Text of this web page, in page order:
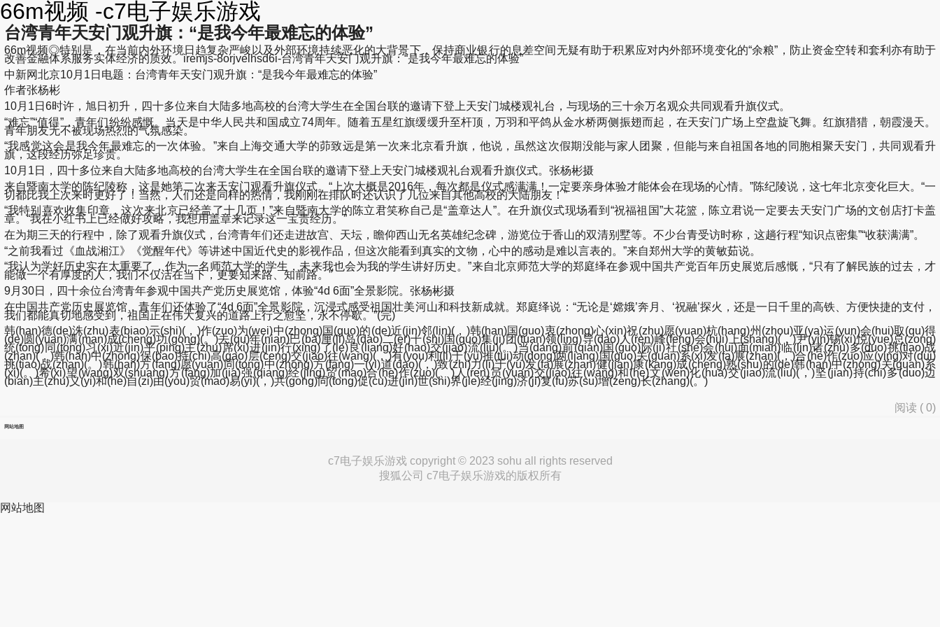
66m视频 -c7电子娱乐游戏
台湾青年天安门观升旗：“是我今年最难忘的体验”
66m视频◎特别是，在当前内外环境日趋复杂严峻以及外部环境持续恶化的大背景下，保持商业银行的息差空间无疑有助于积累应对内外部环境变化的“余粮”，防止资金空转和套利亦有助于
改善金融体系服务实体经济的质效。iremjs-8orjvelhsd6i-台湾青年天安门观升旗：“是我今年最难忘的体验”
中新网北京10月1日电题：台湾青年天安门观升旗：“是我今年最难忘的体验”
作者张杨彬
10月1日6时许，旭日初升，四十多位来自大陆多地高校的台湾大学生在全国台联的邀请下登上天安门城楼观礼台，与现场的三十余万名观众共同观看升旗仪式。
“难忘”“值得”，青年们纷纷感慨。当天是中华人民共和国成立74周年。随着五星红旗缓缓升至杆顶，万羽和平鸽从金水桥两侧振翅而起，在天安门广场上空盘旋飞舞。红旗猎猎，朝霞漫天。
青年朋友无不被现场热烈的气氛感染。
“我感觉这会是我今年最难忘的一次体验。”来自上海交通大学的茆致远是第一次来北京看升旗，他说，虽然这次假期没能与家人团聚，但能与来自祖国各地的同胞相聚天安门，共同观看升
旗，这段经历弥足珍贵。
10月1日，四十多位来自大陆多地高校的台湾大学生在全国台联的邀请下登上天安门城楼观礼台观看升旗仪式。张杨彬摄
来自暨南大学的陈纪陵称，这是她第二次来天安门观看升旗仪式。“上次大概是2016年，每次都是仪式感满满！一定要亲身体验才能体会在现场的心情。”陈纪陵说，这七年北京变化巨大。“一
切都比我上次来时更好了！当然，人们还是同样的热情，我刚刚在排队时还认识了几位来自其他高校的大陆朋友！”
“我特别喜欢收集印章，这次来北京已经盖了十几页！”来自暨南大学的陈立君笑称自己是“盖章达人”。在升旗仪式现场看到“祝福祖国”大花篮，陈立君说一定要去天安门广场的文创店打卡盖
章。“我在小红书上已经做好攻略，我想用盖章来记录这一宝贵经历。”
在为期三天的行程中，除了观看升旗仪式，台湾青年们还走进故宫、天坛，瞻仰西山无名英雄纪念碑，游览位于香山的双清别墅等。不少台青受访时称，这趟行程“知识点密集”“收获满满”。
“之前我看过《血战湘江》《觉醒年代》等讲述中国近代史的影视作品，但这次能看到真实的文物，心中的感动是难以言表的。”来自郑州大学的黄敏茹说。
“我认为学好历史实在太重要了，作为一名师范大学的学生，未来我也会为我的学生讲好历史。”来自北京师范大学的郑庭绎在参观中国共产党百年历史展览后感慨，“只有了解民族的过去，才
能做一个有厚度的人，我们不仅活在当下，更要知来路、知前路。”
9月30日，四十余位台湾青年参观中国共产党历史展览馆，体验“4d 6面”全景影院。张杨彬摄
在中国共产党历史展览馆，青年们还体验了“4d 6面”全景影院，沉浸式感受祖国壮美河山和科技新成就。郑庭绎说：“无论是‘嫦娥’奔月、‘祝融’探火，还是一日千里的高铁、方便快捷的支付，
我们都能真切地感受到，祖国正在伟大复兴的道路上行之愈坚，永不停歇。”(完)
韩(han)德(de)洙(zhu)表(biao)示(shi)(，)作(zuo)为(wei)中(zhong)国(guo)的(de)近(jin)邻(lin)(，)韩(han)国(guo)衷(zhong)心(xin)祝(zhu)愿(yuan)杭(hang)州(zhou)亚(ya)运(yun)会(hui)取(qu)得
(de)圆(yuan)满(man)成(cheng)功(gong)(。)去(qu)年(nian)巴(ba)厘(li)岛(dao)二(er)十(shi)国(guo)集(ji)团(tuan)领(ling)导(dao)人(ren)峰(feng)会(hui)上(shang)(，)尹(yin)锡(xi)悦(yue)总(zong)
统(tong)同(tong)习(xi)近(jin)平(ping)主(zhu)席(xi)进(jin)行(xing)了(le)良(liang)好(hao)交(jiao)流(liu)(。)当(dang)前(qian)国(guo)际(ji)社(she)会(hui)面(mian)临(lin)诸(zhu)多(duo)挑(tiao)战
(zhan)(，)韩(han)中(zhong)保(bao)持(chi)高(gao)层(ceng)交(jiao)往(wang)(，)有(you)利(li)于(yu)推(tui)动(dong)两(liang)国(guo)关(guan)系(xi)发(fa)展(zhan)(，)合(he)作(zuo)应(ying)对(dui)
挑(tiao)战(zhan)(。)韩(han)方(fang)愿(yuan)同(tong)中(zhong)方(fang)一(yi)道(dao)(，)致(zhi)力(li)于(yu)发(fa)展(zhan)健(jian)康(kang)成(cheng)熟(shu)的(de)韩(han)中(zhong)关(guan)系
(xi)(。)希(xi)望(wang)双(shuang)方(fang)加(jia)强(qiang)经(jing)贸(mao)合(he)作(zuo)(、)人(ren)员(yuan)交(jiao)往(wang)和(he)文(wen)化(hua)交(jiao)流(liu)(，)坚(jian)持(chi)多(duo)边
(bian)主(zhu)义(yi)和(he)自(zi)由(you)贸(mao)易(yi)(，)共(gong)同(tong)促(cu)进(jin)世(shi)界(jie)经(jing)济(ji)复(fu)苏(su)增(zeng)长(zhang)(。)
阅读 (0)
网站地图
c7电子娱乐游戏 copyright © 2023 sohu all rights reserved
搜狐公司 c7电子娱乐游戏的版权所有
网站地图